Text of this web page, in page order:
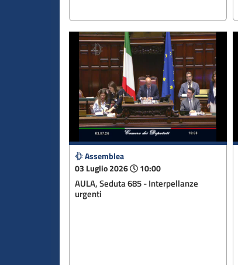
Assemblea
03 Luglio 2026
10:00
AULA, Seduta 685 - Interpellanze
urgenti